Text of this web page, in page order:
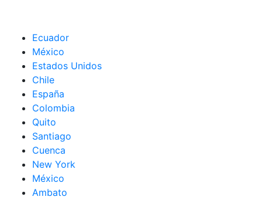
Ecuador
México
Estados Unidos
Chile
España
Colombia
Quito
Santiago
Cuenca
New York
México
Ambato